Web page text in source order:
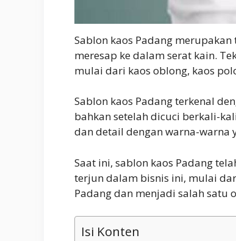
Sablon kaos Padang
meresap ke dalam serat kain.
mulai dari kaos oblong, kaos
Sablon kaos Padang terkenal
bahkan setelah dicuci berkali-
dan detail dengan warna-warna
Saat ini, sablon kaos Padang
terjun dalam bisnis ini, mulai
Padang dan menjadi salah satu
Isi Konten